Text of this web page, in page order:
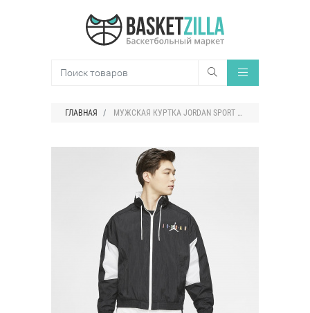
ГЛАВНАЯ МУЖСКАЯ КУРТКА JORDAN SPORT DNA